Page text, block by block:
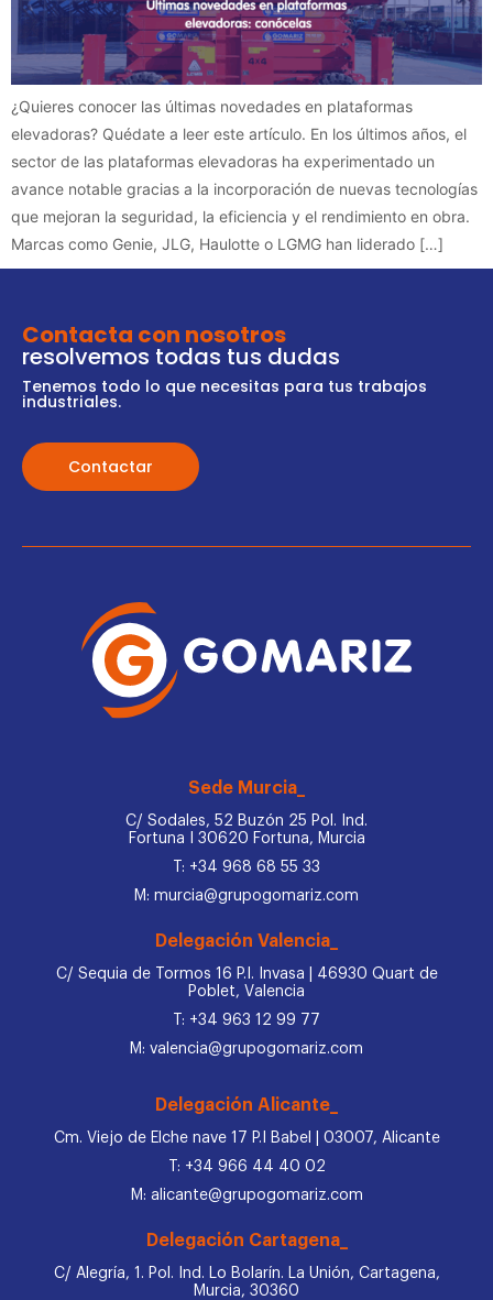
¿Quieres conocer las últimas novedades en plataformas
elevadoras? Quédate a leer este artículo. En los últimos años, el
sector de las plataformas elevadoras ha experimentado un
avance notable gracias a la incorporación de nuevas tecnologías
que mejoran la seguridad, la eficiencia y el rendimiento en obra.
Marcas como Genie, JLG, Haulotte o LGMG han liderado […]
Contacta con nosotros
resolvemos todas tus dudas
Tenemos todo lo que necesitas para tus trabajos
industriales.
Contactar
Sede Murcia_
C/ Sodales, 52 Buzón 25 Pol. Ind.
Fortuna I 30620 Fortuna, Murcia
T: +34 968 68 55 33
M: murcia@grupogomariz.com
Delegación Valencia_
C/ Sequia de Tormos 16 P.I. Invasa | 46930 Quart de
Poblet, Valencia
T: +34 963 12 99 77
M: valencia@grupogomariz.com
Delegación Alicante_
Cm. Viejo de Elche nave 17 P.I Babel | 03007, Alicante
T: +34 966 44 40 02
M: alicante@grupogomariz.com
Delegación Cartagena_
C/ Alegría, 1. Pol. Ind. Lo Bolarín. La Unión, Cartagena,
Murcia, 30360